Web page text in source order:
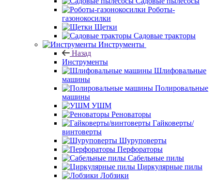
Роботы-
газонокосилки
Щетки
Садовые тракторы
Инструменты
Назад
Инструменты
Шлифовальные
машины
Полировальные
машины
УШМ
Реноваторы
Гайковерты/
винтоверты
Шуруповерты
Перфораторы
Сабельные пилы
Циркулярные пилы
Лобзики